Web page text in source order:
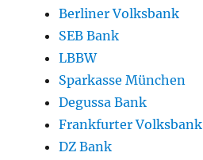
Berliner Volksbank
SEB Bank
LBBW
Sparkasse München
Degussa Bank
Frankfurter Volksbank
DZ Bank